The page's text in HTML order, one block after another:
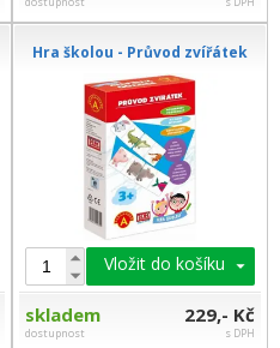
Hra školou - Průvod zvířátek
Vložit do košíku
skladem
dostupnost
229,- Kč
s DPH